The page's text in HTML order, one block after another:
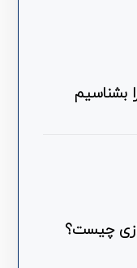
بشناسیم
چیست؟